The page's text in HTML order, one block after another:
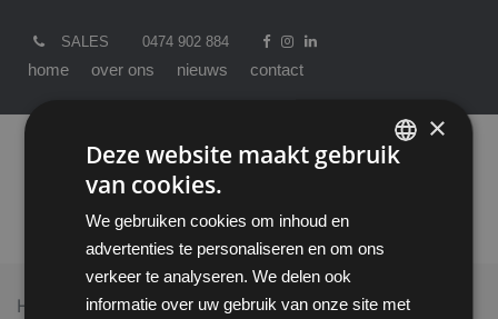
SALES 0474 902 884
home over ons nieuws contact
Home >All Products
×
Deze website maakt gebruik
van cookies.
We gebruiken cookies om inhoud en
advertenties te personaliseren en om ons
verkeer te analyseren. We delen ook
informatie over uw gebruik van onze site met